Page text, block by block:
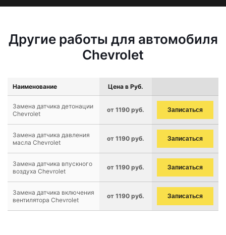
Другие работы для автомобиля
Chevrolet
Наименование Цена в Руб.
Замена датчика детонации
Chevrolet
от 1190 руб. Записаться
Замена датчика давления
масла Chevrolet
от 1190 руб. Записаться
Замена датчика впускного
воздуха Chevrolet
от 1190 руб. Записаться
Замена датчика включения
вентилятора Chevrolet
от 1190 руб. Записаться